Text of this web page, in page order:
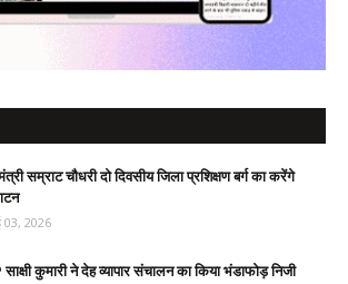
सम्राट चौधरी दो‌ दिवसीय जिला प्रशिक्षण बर्ग का करेंगे
03, 2026
कुमारी ने देह व्यापार संचालन का किया भंडाफोड़ निजी